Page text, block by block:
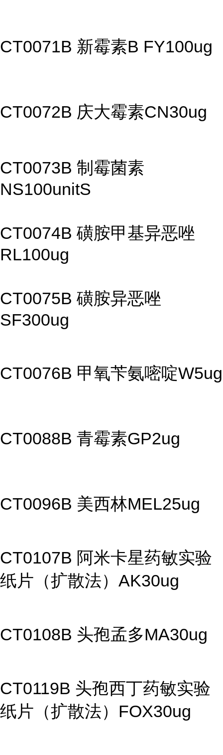
CT0071B 新霉素B FY100ug
CT0072B 庆大霉素CN30ug
CT0073B 制霉菌素
NS100unitS
CT0074B 磺胺甲基异恶唑
RL100ug
CT0075B 磺胺异恶唑
SF300ug
CT0076B 甲氧苄氨嘧啶W5ug
CT0088B 青霉素GP2ug
CT0096B 美西林MEL25ug
CT0107B 阿米卡星药敏实验
纸片（扩散法）AK30ug
CT0108B 头孢孟多MA30ug
CT0119B 头孢西丁药敏实验
纸片（扩散法）FOX30ug